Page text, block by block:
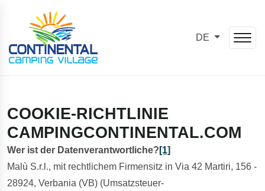
DE
COOKIE-RICHTLINIE
CAMPINGCONTINENTAL.COM
Wer ist der Datenverantwortliche? [1]
Malù S.r.l., mit rechtlichem Firmensitz in Via 42 Martiri, 156 -
28924, Verbania (VB) (Umsatzsteuer-